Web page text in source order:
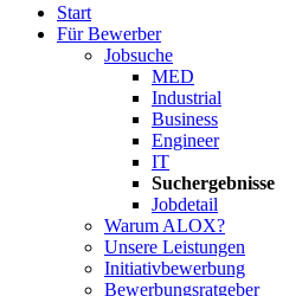
Start
Für Bewerber
Jobsuche
MED
Industrial
Business
Engineer
IT
Suchergebnisse
Jobdetail
Warum ALOX?
Unsere Leistungen
Initiativbewerbung
Bewerbungsratgeber